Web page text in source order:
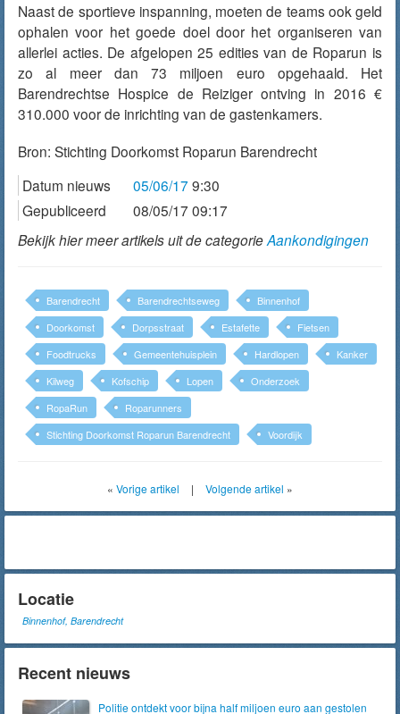
Naast de sportieve inspanning, moeten de teams ook geld
ophalen voor het goede doel door het organiseren van
allerlei acties. De afgelopen 25 edities van de Roparun is
zo al meer dan 73 miljoen euro opgehaald. Het
Barendrechtse Hospice de Reiziger ontving in 2016 €
310.000 voor de inrichting van de gastenkamers.
Bron: Stichting Doorkomst Roparun Barendrecht
Datum nieuws
05/06/17 9:30
Gepubliceerd
08/05/17 09:17
Bekijk hier meer artikels uit de categorieAankondigingen
Barendrecht Barendrechtseweg
Binnenhof
Doorkomst
Dorpsstraat Estafette
Fietsen
Foodtrucks
Gemeentehuisplein Hardlopen
Kanker
Kilweg
Kofschip Lopen
Onderzoek
RopaRun
Roparunners
Stichting Doorkomst Roparun Barendrecht
Voordijk
« Vorige artikel | Volgende artikel »
Locatie
Binnenhof, Barendrecht
Recent nieuws
Politie ontdekt voor bijna half miljoen euro aan gestolen